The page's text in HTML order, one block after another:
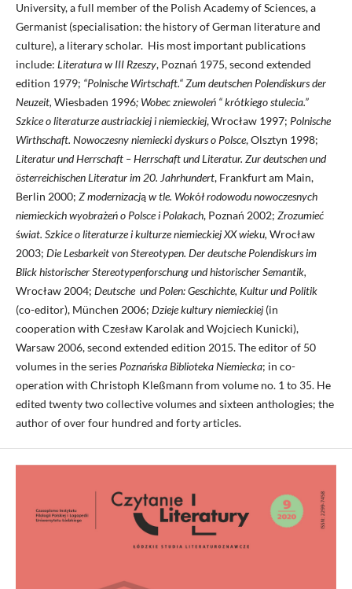
University, a full member of the Polish Academy of Sciences, a
Germanist (specialisation: the history of German literature and
culture), a literary scholar. His most important publications
include: Literatura w III Rzeszy, Poznań 1975, second extended
edition 1979; “Polnische Wirtschaft.“ Zum deutschen Polendiskurs der
Neuzeit, Wiesbaden 1996; Wobec zniewoleń “ krótkiego stulecia.”
Szkice o literaturze austriackiej i niemieckiej, Wrocław 1997; Polnische
Wirthschaft. Nowoczesny niemiecki dyskurs o Polsce, Olsztyn 1998;
Literatur und Herrschaft – Herrschaft und Literatur. Zur deutschen und
österreichischen Literatur im 20. Jahrhundert, Frankfurt am Main,
Berlin 2000; Z modernizacjąw tle. Wokół rodowodu nowoczesnych
niemieckich wyobrażeń o Polsce i Polakach, Poznań 2002; Zrozumieć
świat. Szkice o literaturze i kulturze niemieckiej XX wieku, Wrocław
2003; Die Lesbarkeit von Stereotypen. Der deutsche Polendiskurs im
Blick historischer Stereotypenforschung und historischer Semantik,
Wrocław 2004; Deutsche und Polen: Geschichte, Kultur und Politik
(co-editor), München 2006; Dzieje kultury niemieckiej (in
cooperation with Czesław Karolak and Wojciech Kunicki),
Warsaw 2006, second extended edition 2015. The editor of 50
volumes in the series Poznańska Biblioteka Niemiecka; in co-
operation with Christoph Kleßmann from volume no. 1 to 35. He
edited twenty two collective volumes and sixteen anthologies; the
author of over four hundred and forty articles.